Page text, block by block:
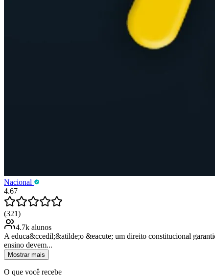
Nacional
4.67
(321)
4.7k alunos
A educa&ccedil;&atilde;o &eacute; um direito constitucional
ensino devem...
Mostrar mais
O que você recebe